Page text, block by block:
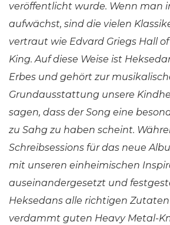
veröffentlicht wurde. Wenn man
aufwächst, sind die vielen
vertraut wie Edvard Griegs Hall
King. Auf diese Weise ist
Erbes und gehört zur
Grundausstattung unsere
sagen, dass der Song eine
zu Sahg zu haben scheint.
Schreibsessions für das neue
mit unseren einheimischen
auseinandergesetzt und
Heksedans alle richtigen
verdammt guten Heavy Metal-